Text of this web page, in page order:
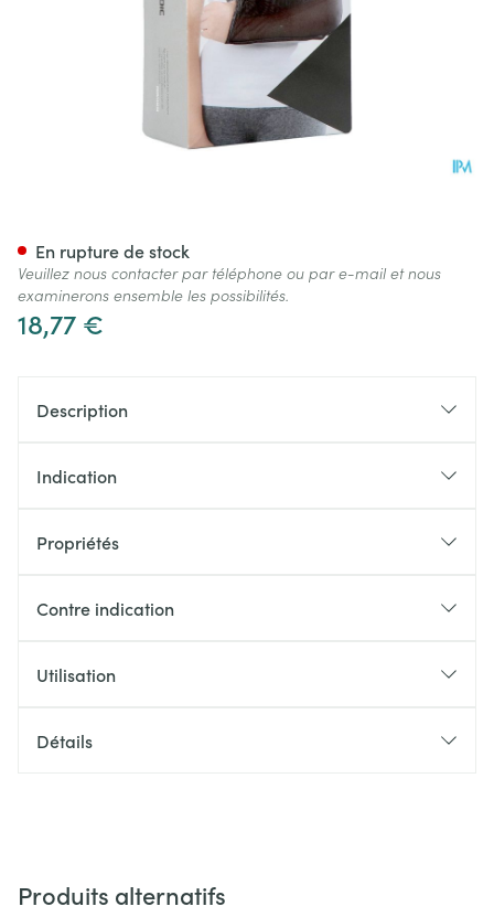
18,77 €
En rupture de stock
Veuillez nous contacter par téléphone ou par e-mail et nous
examinerons ensemble les possibilités.
Description
Indication
Propriétés
Contre indication
Utilisation
Détails
Produits alternatifs